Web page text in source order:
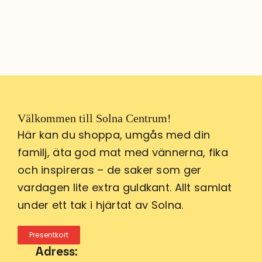
Välkommen till Solna Centrum!
Här kan du shoppa, umgås med din
familj, äta god mat med vännerna, fika
och inspireras – de saker som ger
vardagen lite extra guldkant. Allt samlat
under ett tak i hjärtat av Solna.
Presentkort
Adress: